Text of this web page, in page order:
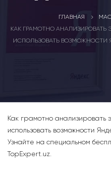
ГЛАВНАЯ
КАК ГРАМОТНО АНАЛИЗИРОВАТЬ
ИСПОЛЬЗОВАТЬ ВОЗМОЖНОСТИ
Как грамотно анализировать
использовать возможности
Узнайте на специальном
TopExpert.uz.